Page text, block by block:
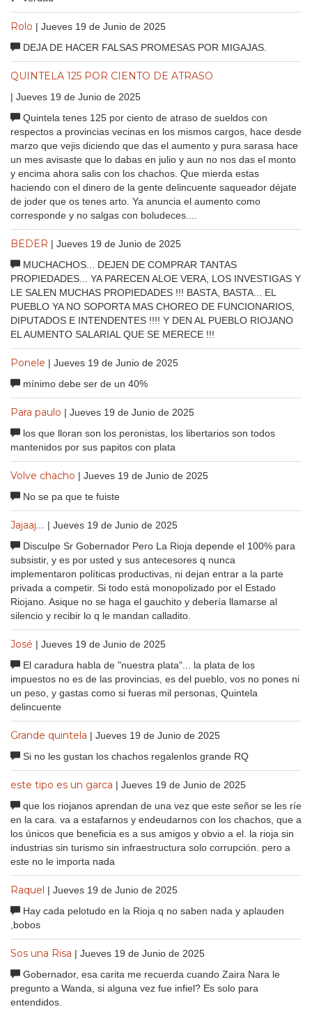
Rolo | Jueves 19 de Junio de 2025
DEJA DE HACER FALSAS PROMESAS POR MIGAJAS.
QUINTELA 125 POR CIENTO DE ATRASO
| Jueves 19 de Junio de 2025
Quintela tenes 125 por ciento de atraso de sueldos con
respectos a provincias vecinas en los mismos cargos, hace desde
marzo que vejis diciendo que das el aumento y pura sarasa hace
un mes avisaste que lo dabas en julio y aun no nos das el monto
y encima ahora salis con los chachos. Que mierda estas
haciendo con el dinero de la gente delincuente saqueador déjate
de joder que os tenes arto. Ya anuncia el aumento como
corresponde y no salgas con boludeces....
BEDER | Jueves 19 de Junio de 2025
MUCHACHOS... DEJEN DE COMPRAR TANTAS
PROPIEDADES... YA PARECEN ALOE VERA, LOS INVESTIGAS Y
LE SALEN MUCHAS PROPIEDADES !!! BASTA, BASTA... EL
PUEBLO YA NO SOPORTA MAS CHOREO DE FUNCIONARIOS,
DIPUTADOS E INTENDENTES !!!! Y DEN AL PUEBLO RIOJANO
EL AUMENTO SALARIAL QUE SE MERECE !!!
Ponele | Jueves 19 de Junio de 2025
mínimo debe ser de un 40%
Para paulo | Jueves 19 de Junio de 2025
los que lloran son los peronistas, los libertarios son todos
mantenidos por sus papitos con plata
Volve chacho | Jueves 19 de Junio de 2025
No se pa que te fuiste
Jajaaj.... | Jueves 19 de Junio de 2025
Disculpe Sr Gobernador Pero La Rioja depende el 100% para
subsistir, y es por usted y sus antecesores q nunca
implementaron políticas productivas, ni dejan entrar a la parte
privada a competir. Si todo está monopolizado por el Estado
Riojano. Asique no se haga el gauchito y debería llamarse al
silencio y recibir lo q le mandan calladito.
José | Jueves 19 de Junio de 2025
El caradura habla de "nuestra plata"... la plata de los
impuestos no es de las provincias, es del pueblo, vos no pones ni
un peso, y gastas como si fueras mil personas, Quintela
delincuente
Grande quintela | Jueves 19 de Junio de 2025
Si no les gustan los chachos regalenlos grande RQ
este tipo es un garca | Jueves 19 de Junio de 2025
que los riojanos aprendan de una vez que este señor se les ríe
en la cara. va a estafarnos y endeudarnos con los chachos, que a
los únicos que beneficia es a sus amigos y obvio a el. la rioja sin
industrias sin turismo sin infraestructura solo corrupción. pero a
este no le importa nada
Raquel | Jueves 19 de Junio de 2025
Hay cada pelotudo en la Rioja q no saben nada y aplauden
,bobos
Sos una Risa | Jueves 19 de Junio de 2025
Gobernador, esa carita me recuerda cuando Zaira Nara le
pregunto a Wanda, si alguna vez fue infiel? Es solo para
entendidos.